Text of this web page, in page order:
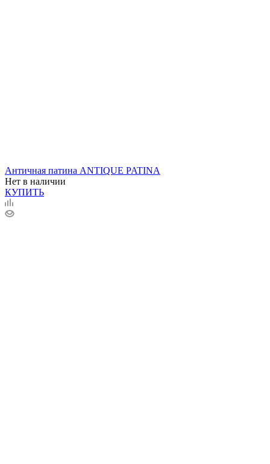
Античная патина ANTIQUE PATINA
Нет в наличии
КУПИТЬ